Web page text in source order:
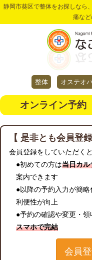
静岡市葵区で整体をお探しなら
痛な
整体 オステオ
オンライン予約
【 是非とも会員登
会員登録をしていただくと
●初めての方は当日カル
案内できます
●以降の予約入力が簡略
利便性が向上
●予約の確認や変更・領
スマホで完結
会員